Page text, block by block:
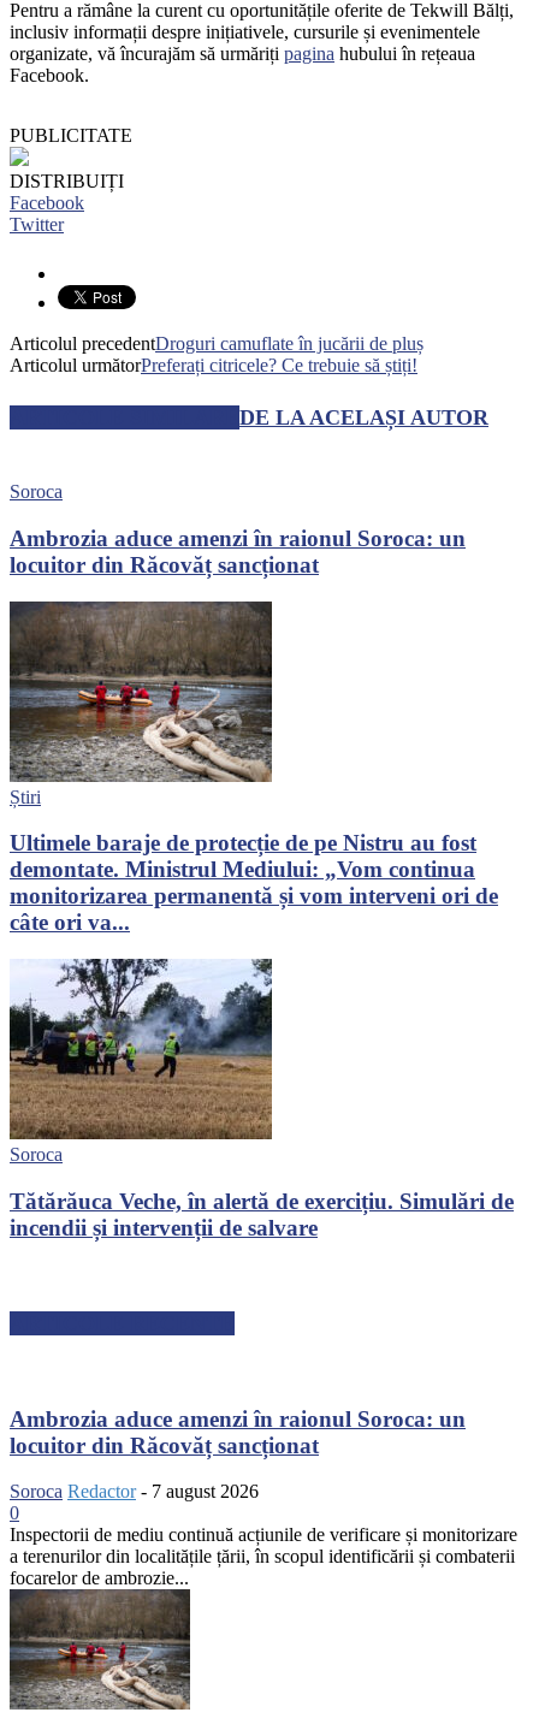
Pentru a rămâne la curent cu oportunitățile oferite de Tekwill Bălți,
inclusiv informații despre inițiativele, cursurile și evenimentele
organizate, vă încurajăm să urmăriți pagina hubului în rețeaua
Facebook.
PUBLICITATE
DISTRIBUIȚI
Facebook
Twitter
Articolul precedentDroguri camuflate în jucării de pluș
Articolul următorPreferați citricele? Ce trebuie să știți!
DE LA ACELAȘI AUTOR
Soroca
Ambrozia aduce amenzi în raionul Soroca: un
locuitor din Răcovăț sancționat
Știri
Ultimele baraje de protecție de pe Nistru au fost
demontate. Ministrul Mediului: „Vom continua
monitorizarea permanentă și vom interveni ori de
câte ori va...
Soroca
Tătărăuca Veche, în alertă de exercițiu. Simulări de
incendii și intervenții de salvare
Ambrozia aduce amenzi în raionul Soroca: un
locuitor din Răcovăț sancționat
Soroca Redactor - 7 august 2026
0
Inspectorii de mediu continuă acțiunile de verificare și monitorizare
a terenurilor din localitățile țării, în scopul identificării și combaterii
focarelor de ambrozie...